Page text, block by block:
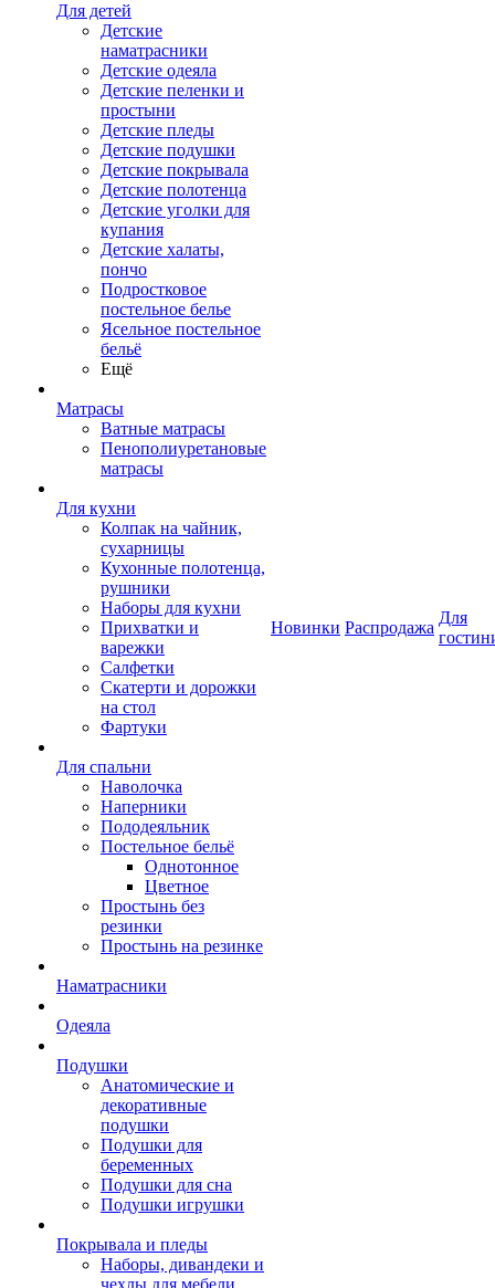
Для детей
Детские
наматрасники
Детские одеяла
Детские пеленки и
простыни
Детские пледы
Детские подушки
Детские покрывала
Детские полотенца
Детские уголки для
купания
Детские халаты,
пончо
Подростковое
постельное белье
Ясельное постельное
бельё
Ещё
Матрасы
Ватные матрасы
Пенополиуретановые
матрасы
Для кухни
Колпак на чайник,
сухарницы
Кухонные полотенца,
рушники
Наборы для кухни
Прихватки и
варежки
Салфетки
Скатерти и дорожки
на стол
Фартуки
Для спальни
Наволочка
Наперники
Пододеяльник
Постельное бельё
Однотонное
Цветное
Простынь без
резинки
Простынь на резинке
Наматрасники
Одеяла
Подушки
Анатомические и
декоративные
подушки
Подушки для
беременных
Подушки для сна
Подушки игрушки
Покрывала и пледы
Наборы, дивандеки и
чехлы для мебели
Новинки Распродажа
Для